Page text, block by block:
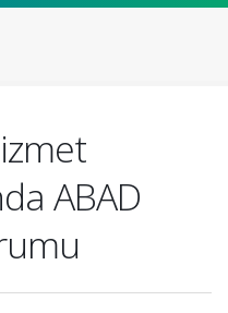
ABAD